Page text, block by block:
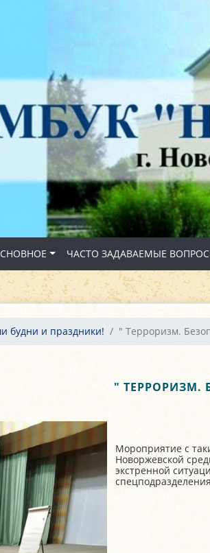
ЧАСТО ЗАДАВАЕМЫЕ
будни и праздники! " Терроризм.
" ТЕРРОРИЗМ.
Мороприятие с
Новоржевской
экстренной